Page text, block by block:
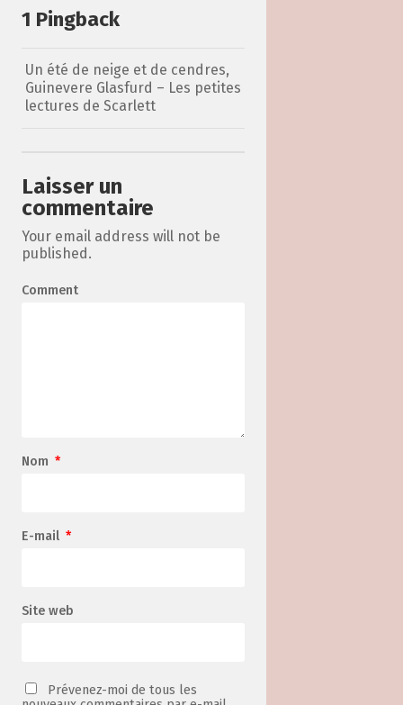
1 Pingback
Un été de neige et de cendres,
Guinevere Glasfurd – Les petites
lectures de Scarlett
Laisser un
commentaire
Your email address will not be
published.
Comment
Nom *
E-mail *
Site web
Prévenez-moi de tous les